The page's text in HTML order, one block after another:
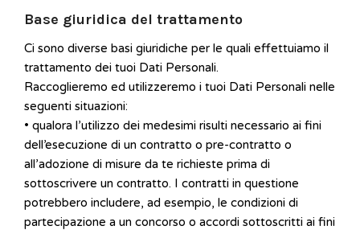
Base giuridica del trattamento
Ci sono diverse basi giuridiche per le quali effettuiamo il
trattamento dei tuoi Dati Personali.
Raccoglieremo ed utilizzeremo i tuoi Dati Personali nelle
seguenti situazioni:
• qualora l’utilizzo dei medesimi risulti necessario ai fini
dell’esecuzione di un contratto o pre-contratto o
all’adozione di misure da te richieste prima di
sottoscrivere un contratto. I contratti in questione
potrebbero includere, ad esempio, le condizioni di
partecipazione a un concorso o accordi sottoscritti ai fini